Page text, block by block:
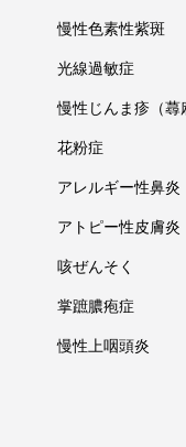
慢性色素性紫斑
光線過敏症
慢性じんま疹（蕁
花粉症
アレルギー性鼻炎
アトピー性皮膚炎
咳ぜんそく
掌蹠膿疱症
慢性上咽頭炎